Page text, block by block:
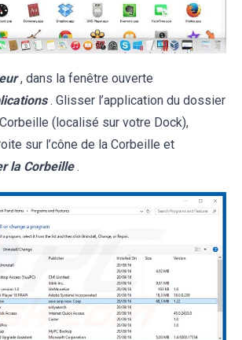
, dans la fenêtre ouverte
. Glisser l’application du dossier
(localisé sur votre Dock),
sur l’cône de la Corbeille et
la Corbeille .